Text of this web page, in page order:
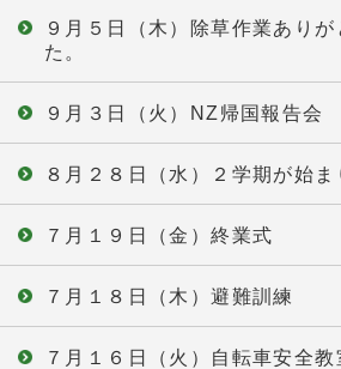
９月５日（木）除草作業あり
た。
９月３日（火）NZ帰国報告会
８月２８日（水）２学期が始ま
７月１９日（金）終業式
７月１８日（木）避難訓練
７月１６日（火）自転車安全教